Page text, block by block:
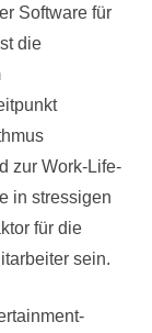
Software für
die
zur Work-Life-
in stressigen
für die
sein.